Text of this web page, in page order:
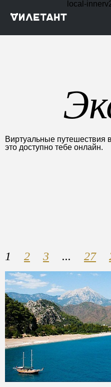
local-
Виртуальные путешествия
это доступно тебе онлайн.
1 2 3 ... 27